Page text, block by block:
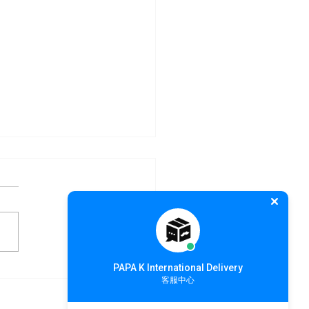
K 全球唯一澳洲包稅服PAPA K International Delivery
客服中心